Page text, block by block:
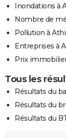
Inondations à
Nombre de
Pollution à
Entreprises à
Prix
Tous les
Résultats du
Résultats du
Résultats du